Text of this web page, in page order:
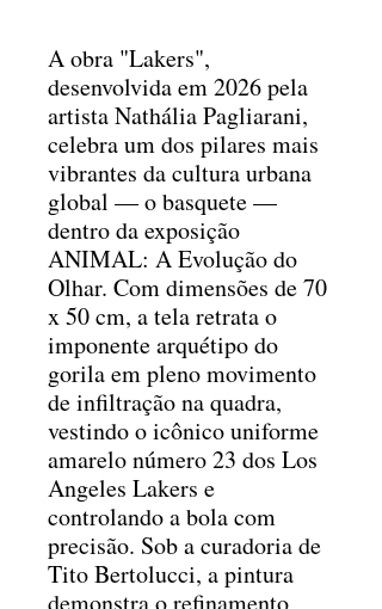
A obra "Lakers",
desenvolvida em 2026 pela
artista Nathália Pagliarani,
celebra um dos pilares mais
vibrantes da cultura urbana
global — o basquete —
dentro da exposição
ANIMAL: A Evolução do
Olhar. Com dimensões de 70
x 50 cm, a tela retrata o
imponente arquétipo do
gorila em pleno movimento
de infiltração na quadra,
vestindo o icônico uniforme
amarelo número 23 dos Los
Angeles Lakers e
controlando a bola com
precisão. Sob a curadoria de
Tito Bertolucci, a pintura
demonstra o refinamento